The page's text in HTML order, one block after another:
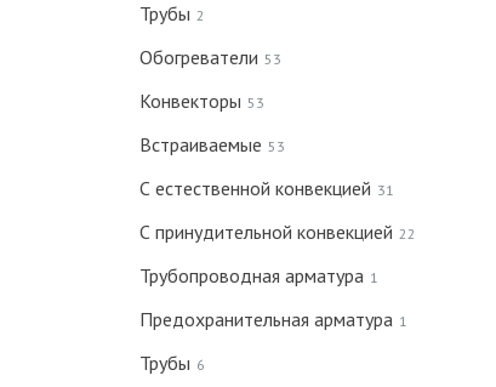
Трубы 2
Обогреватели 53
Конвекторы 53
Встраиваемые 53
С естественной конвекцией 31
С принудительной конвекцией 22
Трубопроводная арматура 1
Предохранительная арматура 1
Трубы 6